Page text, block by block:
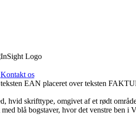
Kontakt os